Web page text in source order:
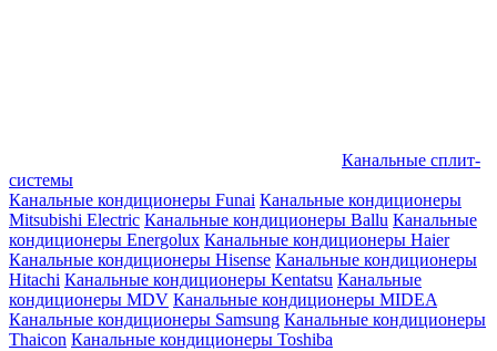
Канальные сплит-
системы
Канальные кондиционеры Funai Канальные кондиционеры
Mitsubishi Electric Канальные кондиционеры Ballu Канальные
кондиционеры Energolux Канальные кондиционеры Haier
Канальные кондиционеры Hisense Канальные кондиционеры
Hitachi Канальные кондиционеры Kentatsu Канальные
кондиционеры MDV Канальные кондиционеры MIDEA
Канальные кондиционеры Samsung Канальные кондиционеры
Thaicon Канальные кондиционеры Toshiba